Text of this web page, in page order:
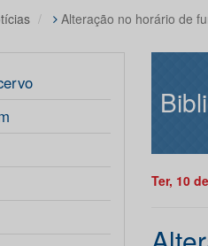
Alteração no horário de
Ter, 10